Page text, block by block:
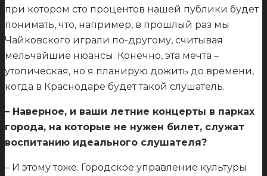
при котором сто процентов нашей публики будет
понимать, что, например, в прошлый раз мы
Чайковского играли по-другому, считывая
мельчайшие нюансы. Конечно, эта мечта –
утопическая, но я планирую дожить до времени,
когда в Краснодаре будет такой слушатель.
– Наверное, и ваши летние концерты в парках
города, на которые не нужен билет, служат
воспитанию идеального слушателя?
– И этому тоже. Городское управление культуры